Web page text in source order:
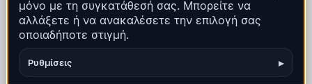
μόνο με τη συγκατάθεσή σας. Μπορείτε να
αλλάξετε ή να ανακαλέσετε την επιλογή σας
οποιαδήποτε στιγμή.
Ρυθμίσεις ▸
Άνοιγμα ιστορικού χάρτη
Τα πιο πρόσφατα σε αυτή τη χώρα
Επισκόπηση